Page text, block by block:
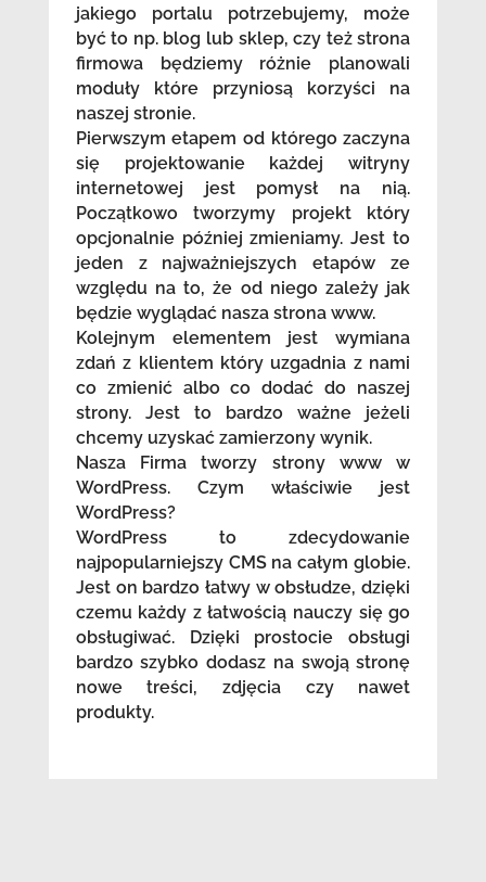
jakiego portalu potrzebujemy, może
być to np. blog lub sklep, czy też strona
firmowa będziemy różnie planowali
moduły które przyniosą korzyści na
naszej stronie.
Pierwszym etapem od którego zaczyna
się projektowanie każdej witryny
internetowej jest pomysł na nią.
Początkowo tworzymy projekt który
opcjonalnie później zmieniamy. Jest to
jeden z najważniejszych etapów ze
względu na to, że od niego zależy jak
będzie wyglądać nasza strona www.
Kolejnym elementem jest wymiana
zdań z klientem który uzgadnia z nami
co zmienić albo co dodać do naszej
strony. Jest to bardzo ważne jeżeli
chcemy uzyskać zamierzony wynik.
Nasza Firma tworzy strony www w
WordPress. Czym właściwie jest
WordPress?
WordPress to zdecydowanie
najpopularniejszy CMS na całym globie.
Jest on bardzo łatwy w obsłudze, dzięki
czemu każdy z łatwością nauczy się go
obsługiwać. Dzięki prostocie obsługi
bardzo szybko dodasz na swoją stronę
nowe treści, zdjęcia czy nawet
produkty.